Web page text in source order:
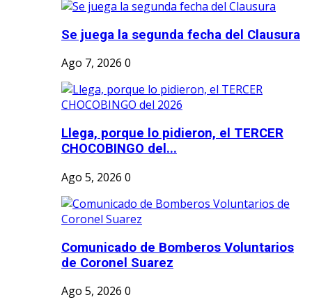
Se juega la segunda fecha del Clausura
Ago 7, 2026 0
Llega, porque lo pidieron, el TERCER
CHOCOBINGO del...
Ago 5, 2026 0
Comunicado de Bomberos Voluntarios
de Coronel Suarez
Ago 5, 2026 0